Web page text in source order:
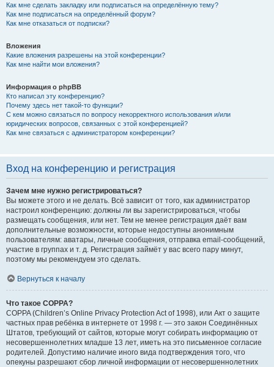
Как мне сделать закладку или подписаться на определённую тему?
Как мне подписаться на определённый форум?
Как мне отказаться от подписки?
Вложения
Какие вложения разрешены на этой конференции?
Как мне найти мои вложения?
Информация о phpBB
Кто написал эту конференцию?
Почему здесь нет такой-то функции?
С кем можно связаться по вопросу некорректного использования и/или
юридических вопросов, связанных с этой конференцией?
Как мне связаться с администратором конференции?
Вход на конференцию и регистрация
Зачем мне нужно регистрироваться?
Вы можете этого и не делать. Всё зависит от того, как администратор
настроил конференцию: должны ли вы зарегистрироваться, чтобы
размещать сообщения, или нет. Тем не менее регистрация даёт вам
дополнительные возможности, которые недоступны анонимным
пользователям: аватары, личные сообщения, отправка email-сообщений,
участие в группах и т. д. Регистрация займёт у вас всего пару минут,
поэтому мы рекомендуем это сделать.
Вернуться к началу
Что такое COPPA?
COPPA (Children’s Online Privacy Protection Act of 1998), или Акт о защите
частных прав ребёнка в интернете от 1998 г. — это закон Соединённых
Штатов, требующий от сайтов, которые могут собирать информацию от
несовершеннолетних младше 13 лет, иметь на это письменное согласие
родителей. Допустимо наличие иного вида подтверждения того, что
опекуны разрешают сбор личной информации от несовершеннолетних